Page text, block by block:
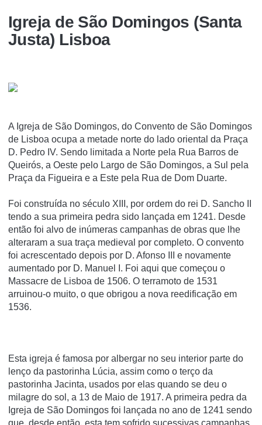
Igreja de São Domingos (Santa
Justa) Lisboa
A Igreja de São Domingos, do Convento de São Domingos
de Lisboa ocupa a metade norte do lado oriental da Praça
D. Pedro IV. Sendo limitada a Norte pela Rua Barros de
Queirós, a Oeste pelo Largo de São Domingos, a Sul pela
Praça da Figueira e a Este pela Rua de Dom Duarte.
Foi construí­da no século XIII, por ordem do rei D. Sancho II
tendo a sua primeira pedra sido lançada em 1241. Desde
então foi alvo de inúmeras campanhas de obras que lhe
alteraram a sua traça medieval por completo. O convento
foi acrescentado depois por D. Afonso III e novamente
aumentado por D. Manuel I. Foi aqui que começou o
Massacre de Lisboa de 1506. O terramoto de 1531
arruinou-o muito, o que obrigou a nova reedificação em
1536.
Esta igreja é famosa por albergar no seu interior parte do
lenço da pastorinha Lúcia, assim como o terço da
pastorinha Jacinta, usados por elas quando se deu o
milagre do sol, a 13 de Maio de 1917. A primeira pedra da
Igreja de São Domingos foi lançada no ano de 1241 sendo
que, desde então, esta tem sofrido sucessivas campanhas